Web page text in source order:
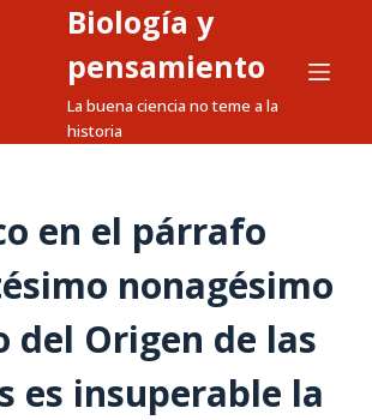
Biología y
pensamiento
La buena ciencia no teme a la
historia
en el párrafo
nonagésimo
del Origen de las
es insuperable la